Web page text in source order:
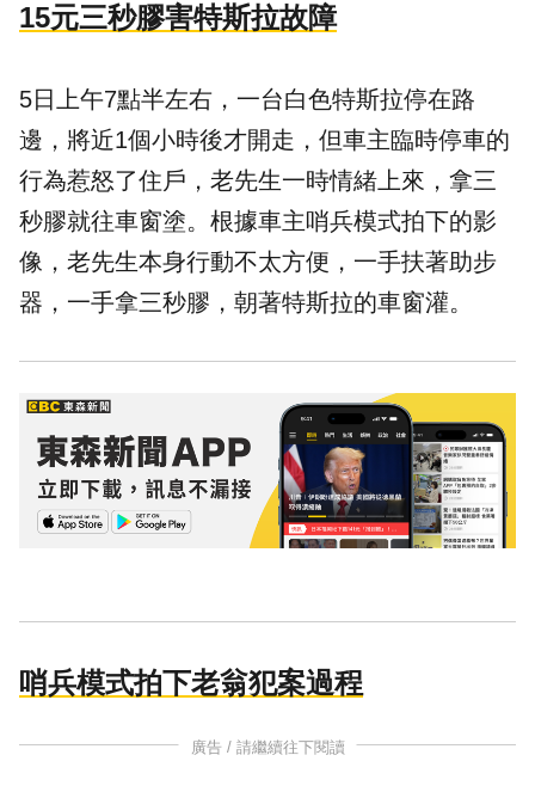
15元三秒膠害特斯拉故障
5日上午7點半左右，一台白色特斯拉停在路
邊，將近1個小時後才開走，但車主臨時停車的
行為惹怒了住戶，老先生一時情緒上來，拿三
秒膠就往車窗塗。根據車主哨兵模式拍下的影
像，老先生本身行動不太方便，一手扶著助步
器，一手拿三秒膠，朝著特斯拉的車窗灌。
哨兵模式拍下老翁犯案過程
廣告 / 請繼續往下閱讀